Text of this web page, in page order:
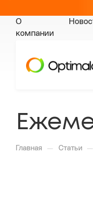
О
компании
Главная — Статьи —